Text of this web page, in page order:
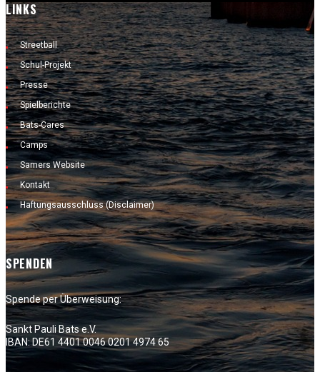
LINKS
Streetball
Schul-Projekt
Presse
Spielberichte
Bats-Cares
Camps
Samers Website
Kontakt
Haftungsausschluss (Disclaimer)
SPENDEN
Spende per Überweisung:
Sankt Pauli Bats e.V.
IBAN: DE61 4401 0046 0201 4974 65